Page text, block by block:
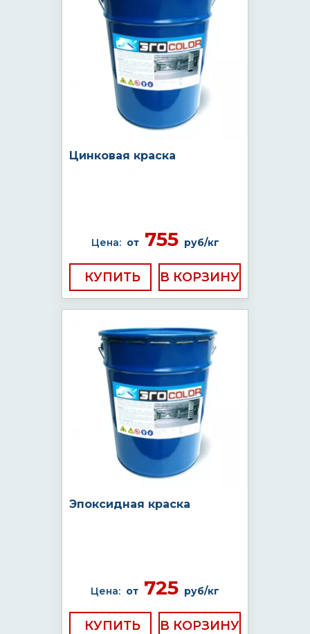
Цинковая краска
Цена: от755 руб/кг
КУПИТЬ
Эпоксидная краска
Цена: от 725 руб/кг
КУПИТЬ